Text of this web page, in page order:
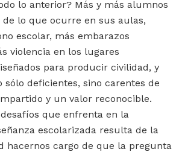
lo anterior? Más y más alumnos
de lo que ocurre en sus aulas,
escolar, más embarazos
violencia en los lugares
para producir civilidad, y
sólo deficientes, sino carentes de
y un valor reconocible.
que enfrenta en la
escolarizada resulta de la
hacernos cargo de que la pregunta